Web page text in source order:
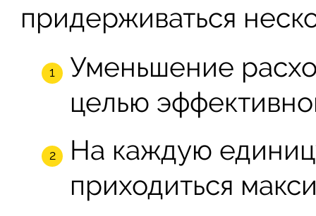
придерживаться
Уменьшение
целью
На каждую
приходиться